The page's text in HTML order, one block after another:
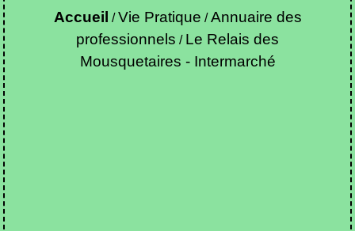
Accueil /Vie Pratique /Annuaire des
professionnels / Le Relais des
Mousquetaires - Intermarché